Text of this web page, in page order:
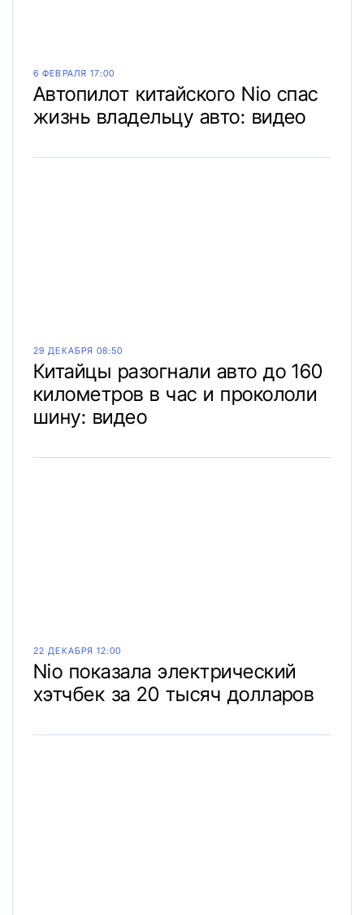
6 ФЕВРАЛЯ 17:00
Автопилот китайского Nio спас
жизнь владельцу авто: видео
29 ДЕКАБРЯ 08:50
Китайцы разогнали авто до 160
километров в час и прокололи
шину: видео
22 ДЕКАБРЯ 12:00
Nio показала электрический
хэтчбек за 20 тысяч долларов